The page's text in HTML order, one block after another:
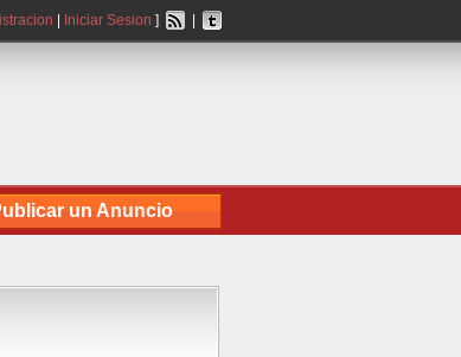
Iniciar Sesion ]
un Anuncio